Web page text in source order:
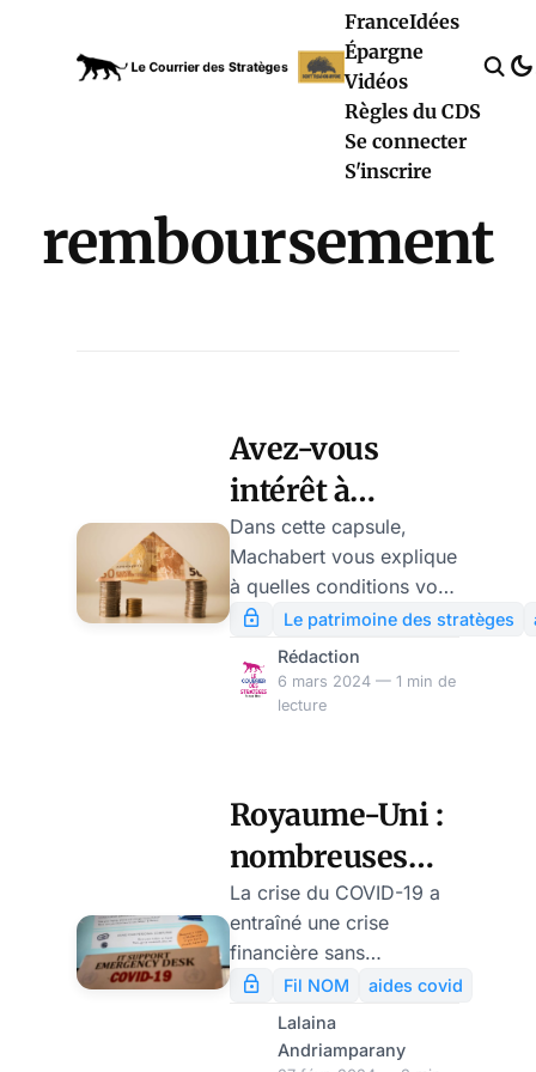
FranceIdées
Épargne
Vidéos
Règles du CDS
Se connecter
S'inscrire
remboursement
Avez-vous
intérêt à
rembourser un
crédit par
anticipation ?
par Florent
Machabert
Dans cette capsule,
Machabert vous explique
à quelles conditions vous
avez intérêt à
rembourser par
anticipation un crédit,
qu’il soit à la
conséquences d’une telle
opération sur l’évaluation
de votre patrimoine
global.
Le patrimoine des stratèges
Rédaction
6 mars 2024 — 1 min de
lecture
Royaume-Uni :
nombreuses
start-ups
peinent à
rembourser les
prêts COVID
La crise du COVID-19 a
entraîné une crise
financière sans
précédent pour de
nombreuses entreprises,
en particulier les start-
Fil NOM
aides covid
Lalaina
Andriamparany